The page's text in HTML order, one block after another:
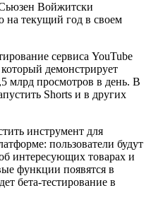
Войжитски
на текущий год в своем
сервиса YouTube
демонстрирует
млрд просмотров в день. В
Shorts и в других
инструмент для
пользователи будут
интересующих товарах и
функции появятся в
бета-тестирование в